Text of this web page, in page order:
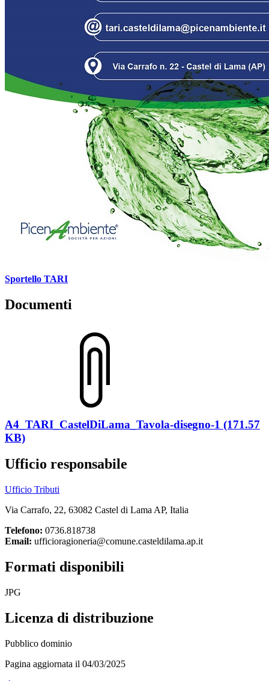
Sportello TARI
Documenti
A4_TARI_CastelDiLama_Tavola-disegno-1 (171.57
KB)
Ufficio responsabile
Ufficio Tributi
Via Carrafo, 22, 63082 Castel di Lama AP, Italia
Telefono: 0736.818738
Email: ufficioragioneria@comune.casteldilama.ap.it
Formati disponibili
JPG
Licenza di distribuzione
Pubblico dominio
Pagina aggiornata il 04/03/2025